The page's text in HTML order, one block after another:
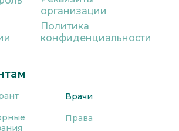
Врачи
Права
организации
Политика
конфиденциальности